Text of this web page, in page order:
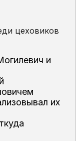
цеховиков
и
их